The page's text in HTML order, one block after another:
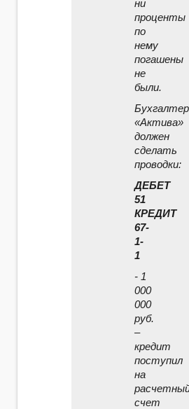
ни
проценты
по
нему
погашены
не
были.
Бухгалтер
«Актива»
должен
сделать
проводки:
ДЕБЕТ
51
КРЕДИТ
67-
1-
1
- 1
000
000
руб.
–
кредит
поступил
на
счет